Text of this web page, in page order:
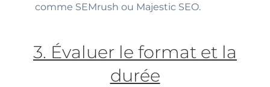
comme SEMrush ou Majestic SEO.
3. Évaluer le format et la
durée